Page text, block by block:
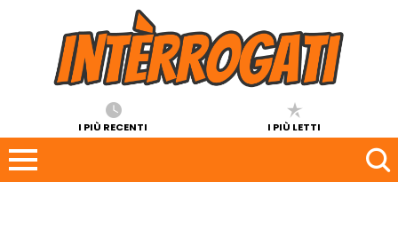
I PIÙ RECENTI I PIÙ LETTI